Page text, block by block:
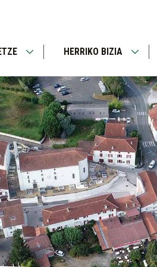
Open
HERRIKO BIZIA
Open